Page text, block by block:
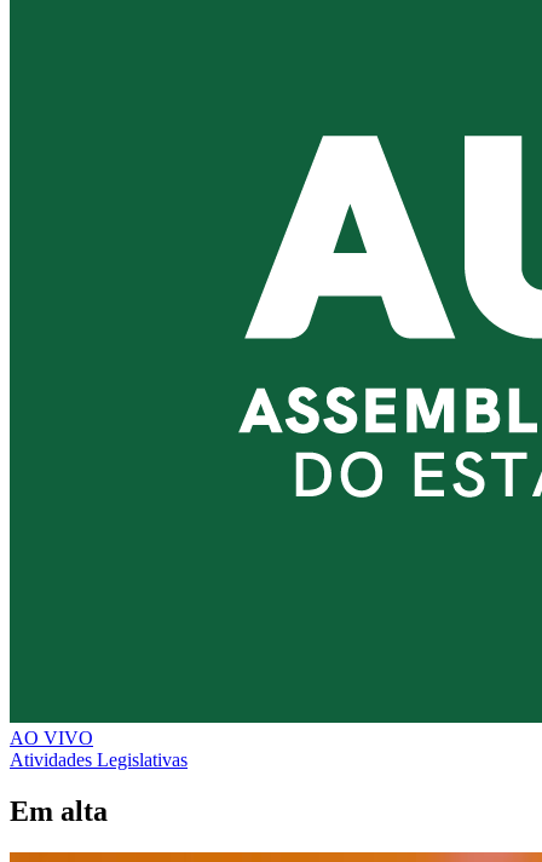
AO VIVO
Atividades Legislativas
Em alta